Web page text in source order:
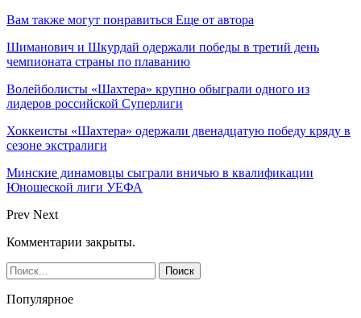
Вам также могут понравиться Еще от автора
Шиманович и Шкурдай одержали победы в третий день
чемпионата страны по плаванию
Волейболисты «Шахтера» крупно обыграли одного из
лидеров российской Суперлиги
Хоккеисты «Шахтера» одержали двенадцатую победу кряду в
сезоне экстралиги
Минские динамовцы сыграли вничью в квалификации
Юношеской лиги УЕФА
Prev Next
Комментарии закрыты.
Популярное